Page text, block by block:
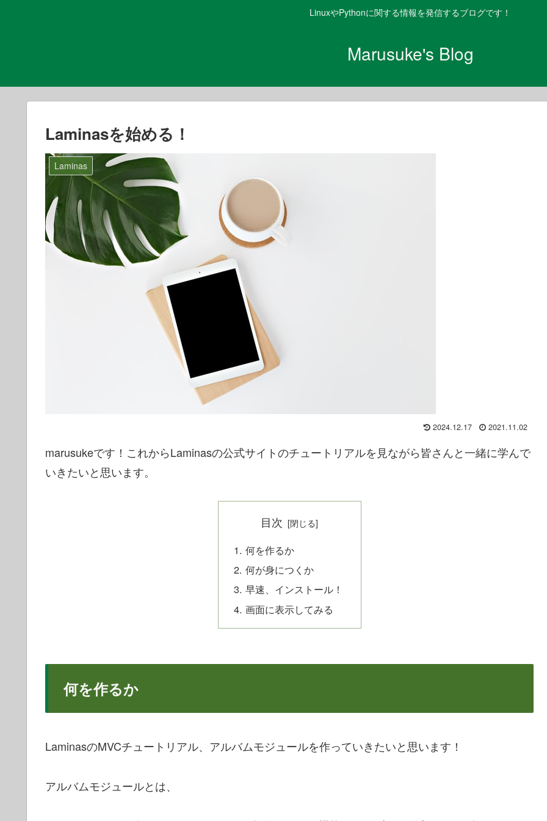
LinuxやPythonに関する情報を発信するブログです！
Marusuke's Blog
Laminasを始める！
Laminas
2024.12.17 2021.11.02
marusukeです！これからLaminasの公式サイトのチュートリアルを見ながら皆さんと一緒に学んで
いきたいと思います。
目次
何を作るか
何が身につくか
早速、インストール！
画面に表示してみる
何を作るか
LaminasのMVCチュートリアル、アルバムモジュールを作っていきたいと思います！
アルバムモジュールとは、